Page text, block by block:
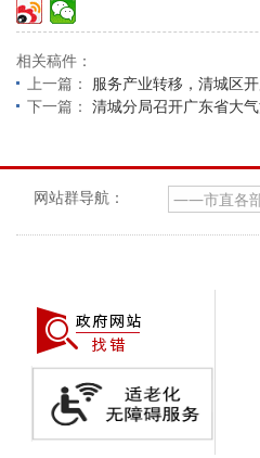
相关稿件：
上一篇： 服务产业转移，清城区
下一篇： 清城分局召开广东省大
网站群导航：